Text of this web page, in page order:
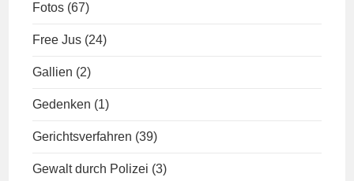
Fotos (67)
Free Jus (24)
Gallien (2)
Gedenken (1)
Gerichtsverfahren (39)
Gewalt durch Polizei (3)